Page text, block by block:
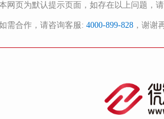
网页为默认提示页面，如存在以上问题，
需合作，请咨询客服: 4000-899-828 ，谢谢